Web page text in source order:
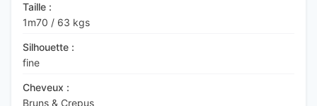
Taille :
1m70 / 63 kgs
Silhouette :
fine
Cheveux :
Bruns & Crepus